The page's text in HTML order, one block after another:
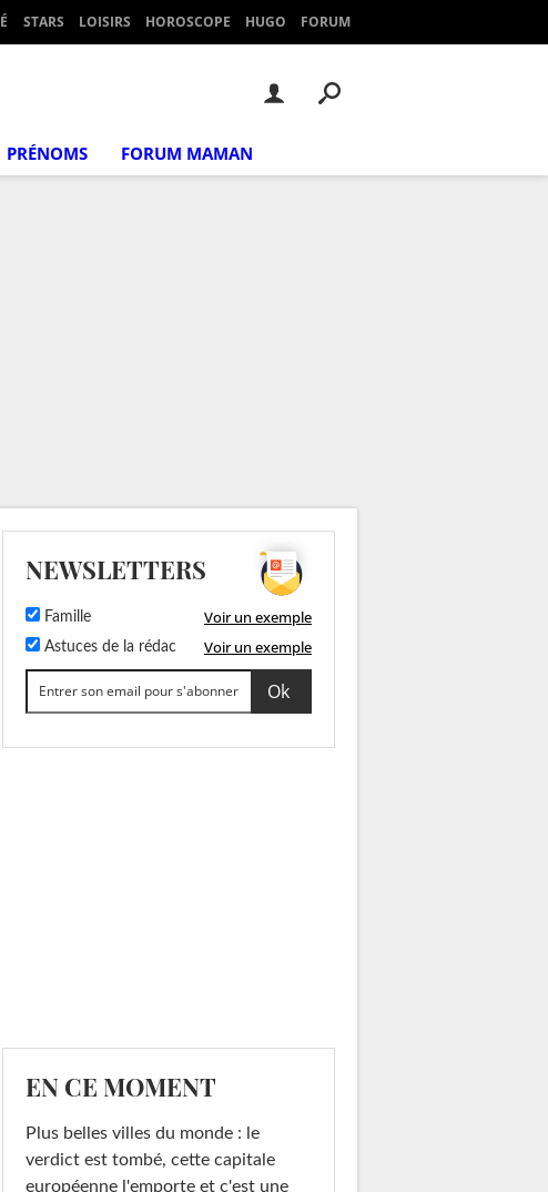
STARS LOISIRS HOROSCOPE HUGO FORUM
PRÉNOMS FORUM MAMAN
NEWSLETTERS
Famille Voir un exemple
Astuces de la rédac Voir un exemple
EN CE MOMENT
Plus belles villes du monde : le
verdict est tombé, cette capitale
européenne l'emporte et c'est une